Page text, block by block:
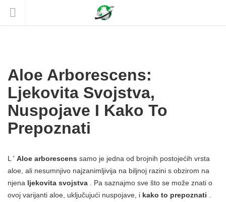
Aloe Arborescens:
Ljekovita Svojstva,
Nuspojave I Kako To
Prepoznati
L ' Aloe arborescens samo je jedna od brojnih postojećih vrsta
aloe, ali nesumnjivo najzanimljivija na biljnoj razini s obzirom na
njena ljekovita svojstva . Pa saznajmo sve što se može znati o
ovoj varijanti aloe, uključujući nuspojave, i kako to prepoznati